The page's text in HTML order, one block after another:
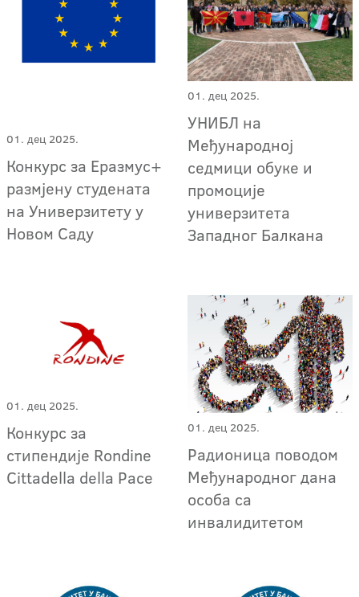
01. дец 2025.
Конкурс за Еразмус+
размјену студената
на Универзитету у
Новом Саду
01. дец 2025.
УНИБЛ на
Међународној
седмици обуке и
промоције
универзитета
Западног Балкана
01. дец 2025.
Конкурс за
стипендије Rondine
Cittadella della Pace
01. дец 2025.
Радионица поводом
Међународног дана
особа са
инвалидитетом